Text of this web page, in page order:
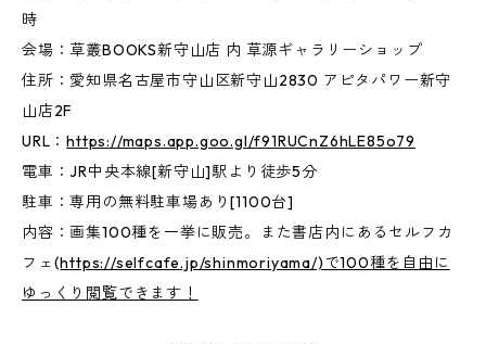
時
会場：草叢BOOKS新守山店 内 草源ギャラリーショップ
住所：愛知県名古屋市守山区新守山2830 アピタパワー新守
山店2F
URL：https://maps.app.goo.gl/f91RUCnZ6hLE85o79
電車：JR中央本線[新守山]駅より徒歩5分
駐車：専用の無料駐車場あり[1100台]
内容：画集100種を一挙に販売。また書店内にあるセルフカ
フェ(https://selfcafe.jp/shinmoriyama/)で100種を自由に
ゆっくり閲覧できます！